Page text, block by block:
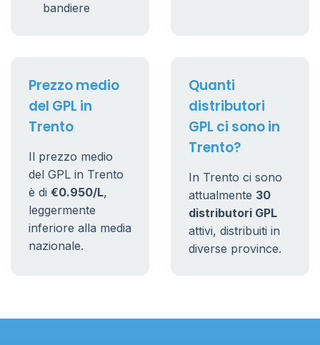
bandiere
Prezzo medio
del GPL in
Trento
Il prezzo medio
del GPL in Trento
è di €0.950/L,
leggermente
inferiore alla media
nazionale.
Quanti
distributori
GPL ci sono in
Trento?
In Trento ci sono
attualmente 30
distributori GPL
attivi, distribuiti in
diverse province.